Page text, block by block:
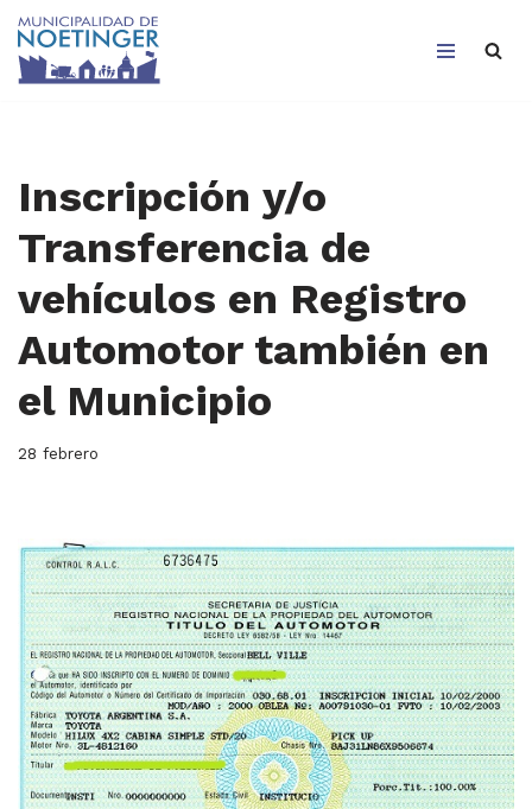
Saltar
Inscripción y/o
Transferencia de
vehículos en Registro
Automotor también en
el Municipio
28 febrero